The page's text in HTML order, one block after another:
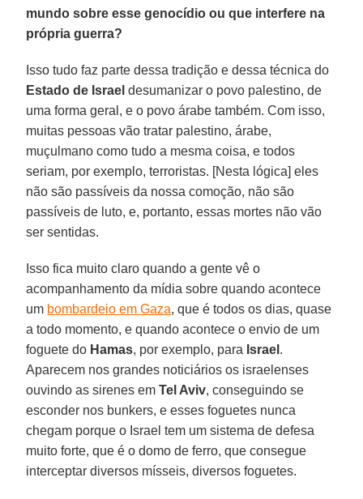
mundo sobre esse genocídio ou que interfere na
própria guerra?
Isso tudo faz parte dessa tradição e dessa técnica do
Estado de Israel desumanizar o povo palestino, de
uma forma geral, e o povo árabe também. Com isso,
muitas pessoas vão tratar palestino, árabe,
muçulmano como tudo a mesma coisa, e todos
seriam, por exemplo, terroristas. [Nesta lógica] eles
não são passíveis da nossa comoção, não são
passíveis de luto, e, portanto, essas mortes não vão
ser sentidas.
Isso fica muito claro quando a gente vê o
acompanhamento da mídia sobre quando acontece
um bombardeio em Gaza, que é todos os dias, quase
a todo momento, e quando acontece o envio de um
foguete do Hamas, por exemplo, para Israel .
Aparecem nos grandes noticiários os israelenses
ouvindo as sirenes emTel Aviv, conseguindo se
esconder nos bunkers, e esses foguetes nunca
chegam porque o Israel tem um sistema de defesa
muito forte, que é o domo de ferro, que consegue
interceptar diversos mísseis, diversos foguetes.